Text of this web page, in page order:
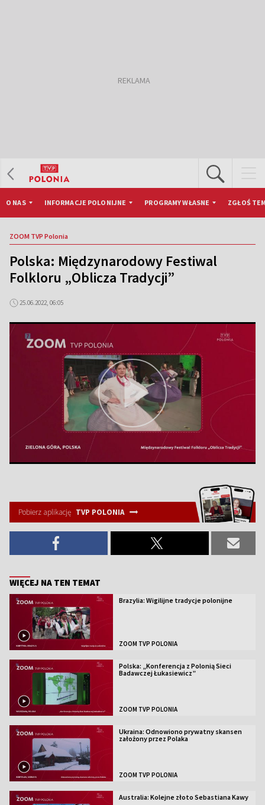
O NAS INFORMACJE POLONIJNE PROGRAMY WŁASNE ZGŁOŚ
ZOOM TVP Polonia
Polska: Międzynarodowy Festiwal
Folkloru „Oblicza Tradycji”
25.06.2022, 06:05
Pobierz aplikację TVP POLONIA
WIĘCEJ NA TEN TEMAT
Brazylia: Wigilijne tradycje polonijne
ZOOM TVP POLONIA
Polska: „Konferencja z Polonią Sieci
Badawczej Łukasiewicz”
ZOOM TVP POLONIA
Ukraina: Odnowiono prywatny skansen
założony przez Polaka
ZOOM TVP POLONIA
Australia: Kolejne złoto Sebastiana Kawy